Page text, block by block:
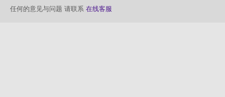
任何的意见与问题 请联系 在线客服